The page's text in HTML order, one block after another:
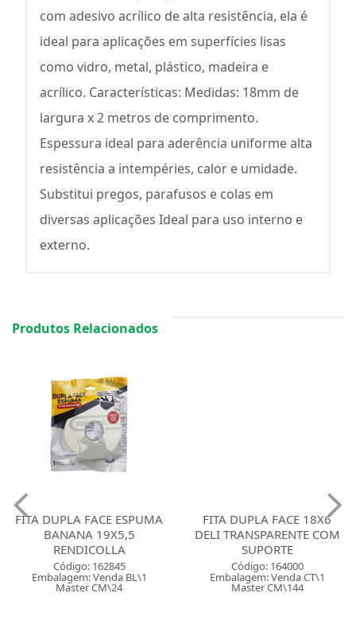
com adesivo acrílico de alta resistência, ela é
ideal para aplicações em superfícies lisas
como vidro, metal, plástico, madeira e
acrílico. Características: Medidas: 18mm de
largura x 2 metros de comprimento.
Espessura ideal para aderência uniforme alta
resistência a intempéries, calor e umidade.
Substitui pregos, parafusos e colas em
diversas aplicações Ideal para uso interno e
externo.
Produtos Relacionados
FITA DUPLA FACE ESPUMA
BANANA 19X5,5
RENDICOLLA
Código: 162845
Embalagem: Venda BL\1
Master CM\24
FITA DUPLA FACE 18X6
DELI TRANSPARENTE COM
SUPORTE
Código: 164000
Embalagem: Venda CT\1
Master CM\144